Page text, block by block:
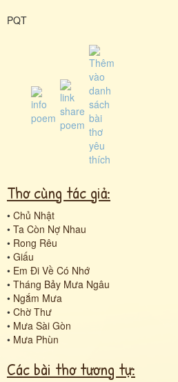
PQT
Thơ cùng tác giả:
• Chủ Nhật
• Ta Còn Nợ Nhau
• Rong Rêu
• Giấu
• Em Đi Về Có Nhớ
• Tháng Bảy Mưa Ngâu
• Ngắm Mưa
• Chờ Thư
• Mưa Sài Gòn
• Mưa Phùn
Các bài thơ tương tự: